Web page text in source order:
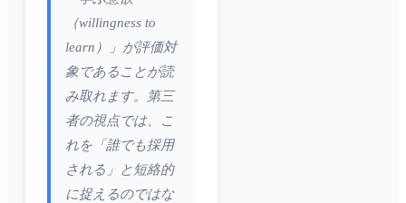
（willingness to
learn）」が評価対
象であることが読
み取れます。第三
者の視点では、こ
れを「誰でも採用
される」と短絡的
に捉えるのではな